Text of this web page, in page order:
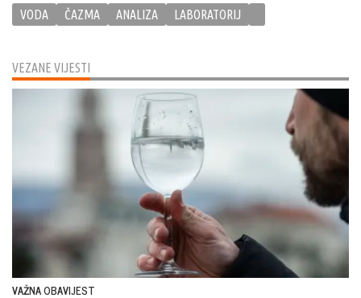
VEZANE VIJESTI
VAŽNA OBAVIJEST
VODA ČAZMA ANALIZA LABORATORIJ